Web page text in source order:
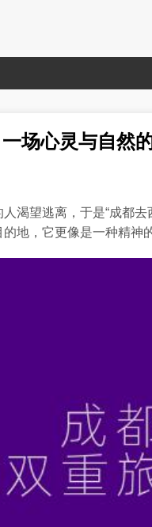
场心灵与自然
渴望逃离，于是“成都
地，它更像是一种精神